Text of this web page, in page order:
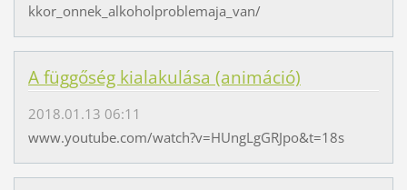
kkor_onnek_alkoholproblemaja_van/
A függőség kialakulása (animáció)
2018.01.13 06:11
www.youtube.com/watch?v=HUngLgGRJpo&t=18s